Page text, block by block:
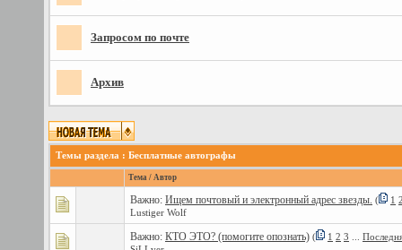
Запросом по почте
Архив
Темы раздела : Бесплатные автографы
Тема / Автор
Важно: Ищем почтовый и электронный адрес звезды. ( 1
Lustiger Wolf
Важно: КТО ЭТО? (помогите опознать) ( 1 2 3